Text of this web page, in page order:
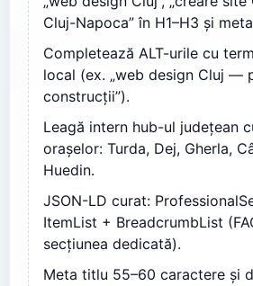
Cluj-Napoca” în H1–H3 și
Completează ALT-urile cu
local (ex. „web design Cluj —
construcții”).
Leagă intern hub-ul județean
orașelor: Turda, Dej, Gherla,
Huedin.
JSON-LD curat:
ItemList + BreadcrumbList
secțiunea dedicată).
Meta titlu 55–60 caractere și